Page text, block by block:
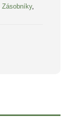
Zásobníky,